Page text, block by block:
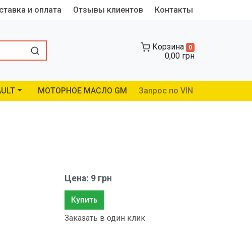
и оплата Отзывы клиентов Контакты
Корзина 0
0,00 грн
МОТОРНОЕ МАСЛО GM Запрос по VIN
Цена: 9 грн
Купить
Заказать в один клик